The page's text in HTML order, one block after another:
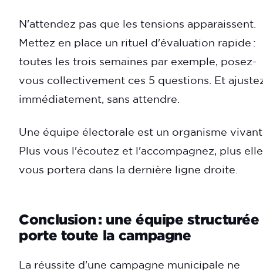
N'attendez pas que les tensions apparaissent.
Mettez en place un rituel d'évaluation rapide :
toutes les trois semaines par exemple, posez-
vous collectivement ces 5 questions. Et
immédiatement, sans attendre.
Une équipe électorale est un organisme
Plus vous l'écoutez et l'accompagnez, plus elle
vous portera dans la dernière ligne droite.
Conclusion : une équipe structurée
porte toute la campagne
La réussite d'une campagne municipale ne